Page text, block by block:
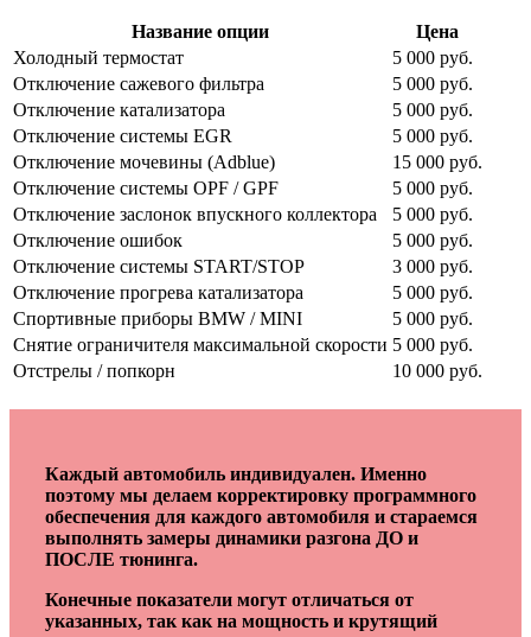
Название опции
Цена
Холодный термостат
5 000 руб.
Отключение сажевого фильтра
5 000 руб.
Отключение катализатора
5 000 руб.
Отключение системы EGR
5 000 руб.
Отключение мочевины (Adblue)
15 000 руб.
Отключение системы OPF / GPF
5 000 руб.
Отключение заслонок впускного коллектора
5 000 руб.
Отключение ошибок
5 000 руб.
Отключение системы START/STOP
3 000 руб.
Отключение прогрева катализатора
5 000 руб.
Спортивные приборы BMW / MINI
5 000 руб.
Снятие ограничителя максимальной скорости 5 000 руб.
Отстрелы / попкорн
10 000 руб.
Каждый автомобиль индивидуален. Именно
поэтому мы делаем корректировку программного
обеспечения для каждого автомобиля и стараемся
выполнять замеры динамики разгона ДО и
ПОСЛЕ тюнинга.
Конечные показатели могут отличаться от
указанных, так как на мощность и крутящий